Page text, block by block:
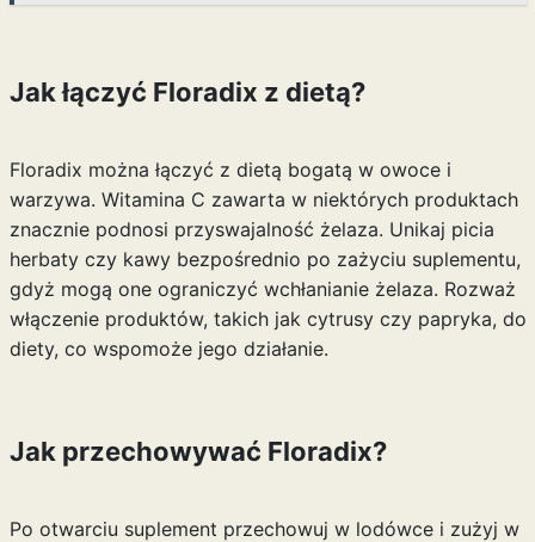
Jak łączyć Floradix z dietą?
Floradix można łączyć z dietą bogatą w owoce i
warzywa. Witamina C zawarta w niektórych produktach
znacznie podnosi przyswajalność żelaza. Unikaj picia
herbaty czy kawy bezpośrednio po zażyciu suplementu,
gdyż mogą one ograniczyć wchłanianie żelaza. Rozważ
włączenie produktów, takich jak cytrusy czy papryka, do
diety, co wspomoże jego działanie.
Jak przechowywać Floradix?
Po otwarciu suplement przechowuj w lodówce i zużyj w